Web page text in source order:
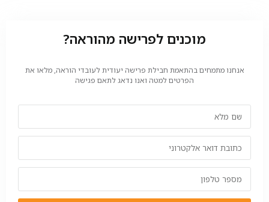
מוכנים לפרישה מהוראה?
אנחנו מתמחים בהתאמת חבילת פרישה יעודית לעובדי הוראה, מלאו את
הפרטים למטה ואנו נדאג לתאם פגישה